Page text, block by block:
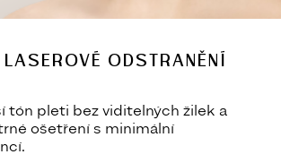
ODSTRANĚNÍ
tón pleti bez viditelných žilek a
ošetření s minimální